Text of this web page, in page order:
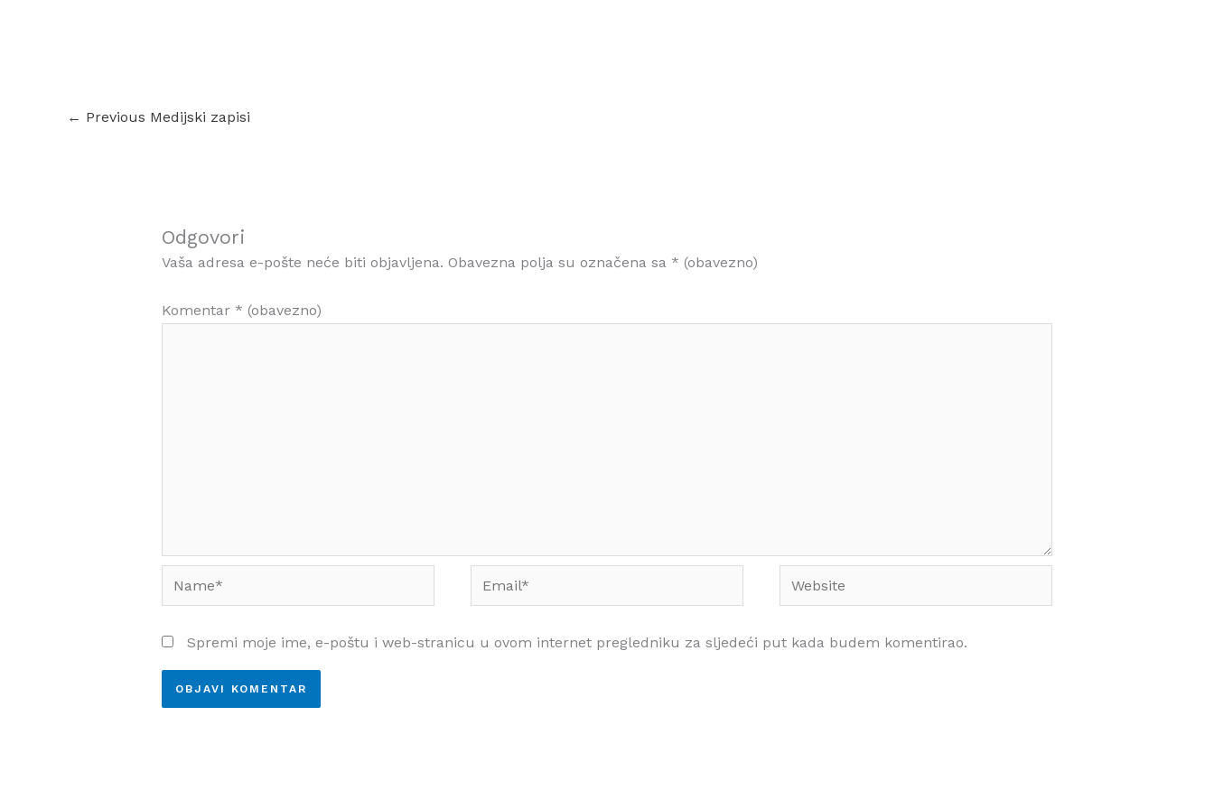
← Previous Medijski zapisi
Odgovori
Vaša adresa e-pošte neće biti objavljena. Obavezna polja su označena sa * (obavezno)
Komentar * (obavezno)
Email* Website
Spremi moje ime, e-poštu i web-stranicu u ovom internet pregledniku za sljedeći put kada budem komentirao.